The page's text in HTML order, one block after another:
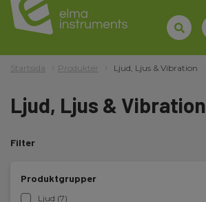
Startsida Produkter Ljud, Ljus & Vibration
Ljud, Ljus & Vibration
Filter
Produktgrupper
Ljud (7)